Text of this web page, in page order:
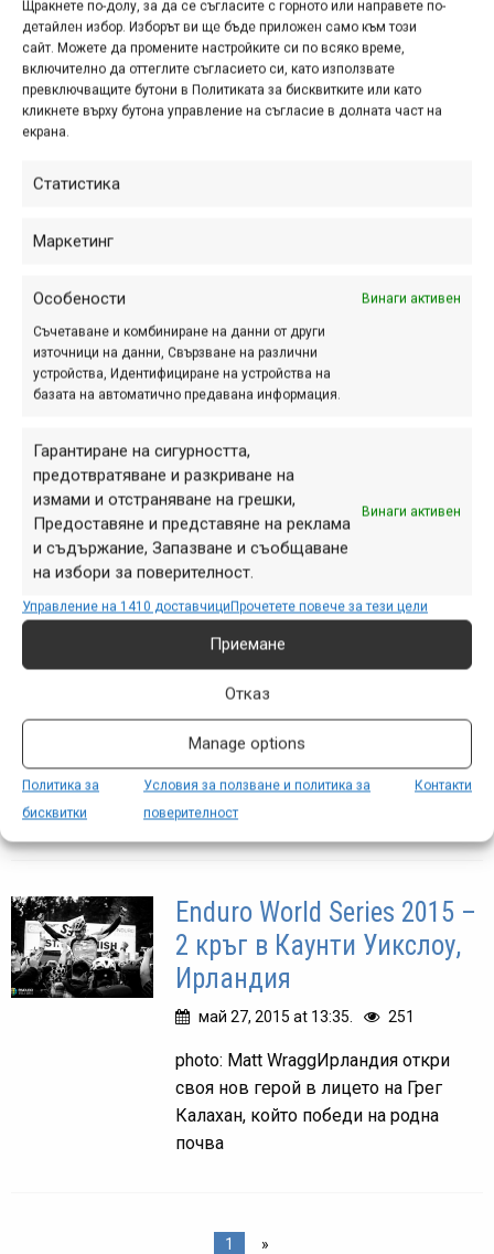
Щракнете по-долу, за да се съгласите с горното или направете по-
детайлен избор. Изборът ви ще бъде приложен само към този
сайт. Можете да промените настройките си по всяко време,
включително да оттеглите съгласието си, като използвате
превключващите бутони в Политиката за бисквитките или като
кликнете върху бутона управление на съгласие в долната част на
екрана.
Статистика
Маркетинг
Особености Винаги активен
Съчетаване и комбиниране на данни от други
източници на данни, Свързване на различни
устройства, Идентифициране на устройства на
базата на автоматично предавана информация.
Гарантиране на сигурността,
предотвратяване и разкриване на
измами и отстраняване на грешки,
Предоставяне и представяне на реклама
и съдържание, Запазване и съобщаване
на избори за поверителност.
Винаги активен
Управление на 1410 доставчициПрочетете повече за тези цели
Приемане
Отказ
Manage options
Политика за
бисквитки
Условия за ползване и политика за
поверителност
Контакти
август се проведе шестият кръг от
Световните ендуро серии
307
Покрай многото събития през месец
юли, малко позабравих
отразяването на Световните ендуро
кръга. В тях се случиха както някои
интересни и вълнуващи неща, така...
Enduro World Series 2015 –
3 кръг в Туиид Вали,
Великобритания
юни 05, 2015 at 13:05.
снимка: Matt WraggДжъстин Лиов и
Трейси Моузли спечелиха
Cannondale Alpine Bikes World Enduro
at TweedLove
Enduro World Series 2015 –
2 кръг в Каунти Уикслоу,
Ирландия
май 27, 2015 at 13:35. 251
photo: Matt WraggИрландия откри
своя нов герой в лицето на Грег
Калахан, който победи на родна
почва
1 »